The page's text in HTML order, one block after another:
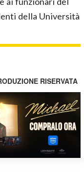
della Università
RISERVATA